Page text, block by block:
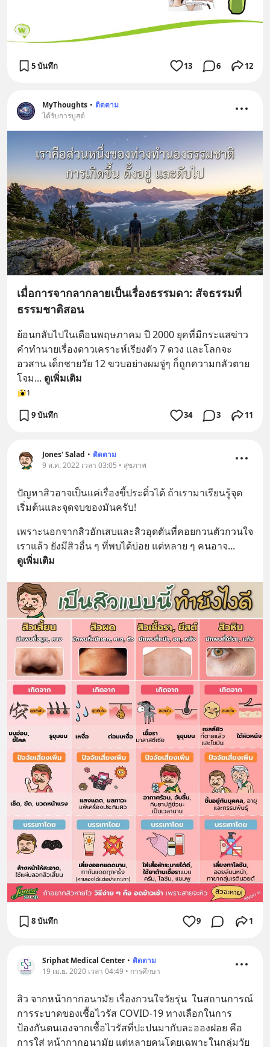
5 บันทึก 13 6 12
MyThoughts • ติดตาม
ได้รับการบูสต์
เมื่อการจากลากลายเป็นเรื่องธรรมดา: สัจธรรมที่
ธรรมชาติสอน
ย้อนกลับไปในเดือนพฤษภาคม ปี 2000 ยุคที่มีกระแสข่าว
คำทำนายเรื่องดาวเคราะห์เรียงตัว 7 ดวง และโลกจะ
อวสาน เด็กชายวัย 12 ขวบอย่างผมจู่ๆ ก็ถูกความกลัวตาย
โจม... ดูเพิ่มเติม
1
9 บันทึก 34 3 11
Jones' Salad • ติดตาม
9 ส.ค. 2022 เวลา 03:05 • สุขภาพ
ปัญหาสิวอาจเป็นแค่เรื่องขี้ประติ๋วได้ ถ้าเรามาเรียนรู้จุด
เริ่มต้นและจุดจบของมันครับ!
เพราะนอกจากสิวอักเสบและสิวอุดตันที่คอยกวนตัวกวนใจ
เราแล้ว ยังมีสิวอื่น ๆ ที่พบได้บ่อย แต่หลาย ๆ คนอาจ...
ดูเพิ่มเติม
8 บันทึก 9 1
Sriphat Medical Center • ติดตาม
19 เม.ย. 2020 เวลา 04:49 • การศึกษา
สิว จากหน้ากากอนามัย เรื่องกวนใจวัยรุ่น  ในสถานการณ์
การระบาดของเชื้อไวรัส COVID-19 ทางเลือกในการ
ป้องกันตนเองจากเชื้อไวรัสที่ปะปนมากับละอองฝอย คือ
การใส่ หน้ากากอนามัย แต่หลายคนโดยเฉพาะในกลุ่มวัย